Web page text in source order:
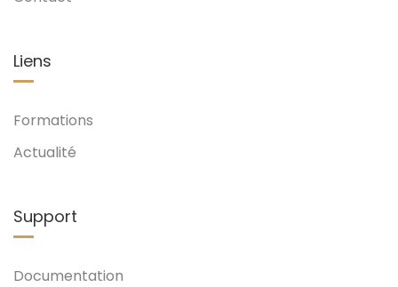
Liens
Formations
Actualité
Support
Documentation